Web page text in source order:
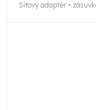
Síťový adaptér •